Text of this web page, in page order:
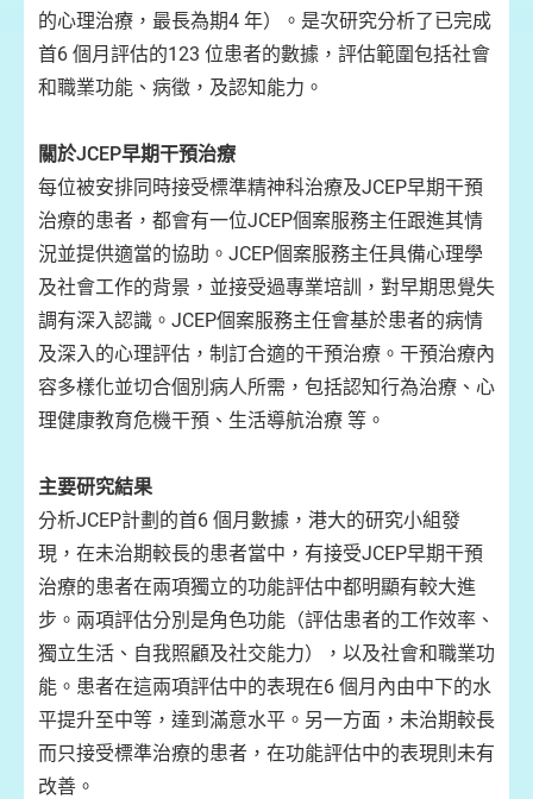
的心理治療，最長為期4 年）。是次研究分析了已完成
首6 個月評估的123 位患者的數據，評估範圍包括社會
和職業功能、病徵，及認知能力。
關於JCEP早期干預治療
每位被安排同時接受標準精神科治療及JCEP早期干預
治療的患者，都會有一位JCEP個案服務主任跟進其情
況並提供適當的協助。JCEP個案服務主任具備心理學
及社會工作的背景，並接受過專業培訓，對早期思覺失
調有深入認識。JCEP個案服務主任會基於患者的病情
及深入的心理評估，制訂合適的干預治療。干預治療內
容多樣化並切合個別病人所需，包括認知行為治療、心
理健康教育危機干預、生活導航治療 等。
主要研究結果
分析JCEP計劃的首6 個月數據，港大的研究小組發
現，在未治期較長的患者當中，有接受JCEP早期干預
治療的患者在兩項獨立的功能評估中都明顯有較大進
步。兩項評估分別是角色功能（評估患者的工作效率、
獨立生活、自我照顧及社交能力），以及社會和職業功
能。患者在這兩項評估中的表現在6 個月內由中下的水
平提升至中等，達到滿意水平。另一方面，未治期較長
而只接受標準治療的患者，在功能評估中的表現則未有
改善。